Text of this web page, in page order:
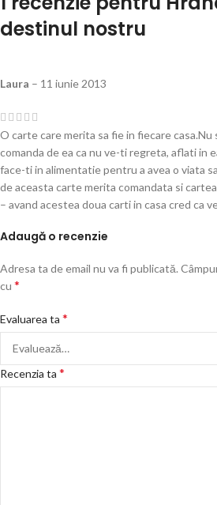
destinul nostru
Laura – 11 iunie 2013
O carte care merita sa fie in fiecare
comanda de ea ca nu ve-ti regreta, aflati in
face-ti in alimentatie pentru a avea o viata
de aceasta carte merita comandata si
– avand acestea doua carti in casa cred ca
Adaugă o recenzie
Adresa ta de email nu va fi publicată.
cu *
Evaluarea ta *
Recenzia ta *